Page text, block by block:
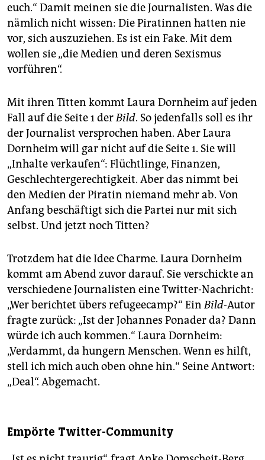
euch.“ Damit meinen sie die Journalisten. Was die
nämlich nicht wissen: Die Piratinnen hatten nie
vor, sich auszuziehen. Es ist ein Fake. Mit dem
wollen sie „die Medien und deren Sexismus
vorführen“.
Mit ihren Titten kommt Laura Dornheim auf jeden
Fall auf die Seite 1 derBild. So jedenfalls soll es ihr
der Journalist versprochen haben. Aber Laura
Dornheim will gar nicht auf die Seite 1. Sie will
„Inhalte verkaufen“: Flüchtlinge, Finanzen,
Geschlechtergerechtigkeit. Aber das nimmt bei
den Medien der Piratin niemand mehr ab. Von
Anfang beschäftigt sich die Partei nur mit sich
selbst. Und jetzt noch Titten?
Trotzdem hat die Idee Charme. Laura Dornheim
kommt am Abend zuvor darauf. Sie verschickte an
verschiedene Journalisten eine Twitter-Nachricht:
„Wer berichtet übers refugeecamp?“ EinBild-Autor
fragte zurück: „Ist der Johannes Ponader da? Dann
würde ich auch kommen.“ Laura Dornheim:
„Verdammt, da hungern Menschen. Wenn es hilft,
stell ich mich auch oben ohne hin.“ Seine Antwort:
„Deal“. Abgemacht.
Empörte Twitter-Community